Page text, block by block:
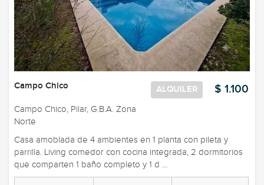
$ 1.100
ALQUILER
Campo Chico
Campo Chico, Pilar, G.B.A. Zona
Norte
Casa amoblada de 4 ambientes en 1 planta con pileta y
parrilla. Living comedor con cocina integrada, 2 dormitorios
que comparten 1 baño completo y 1 d ...